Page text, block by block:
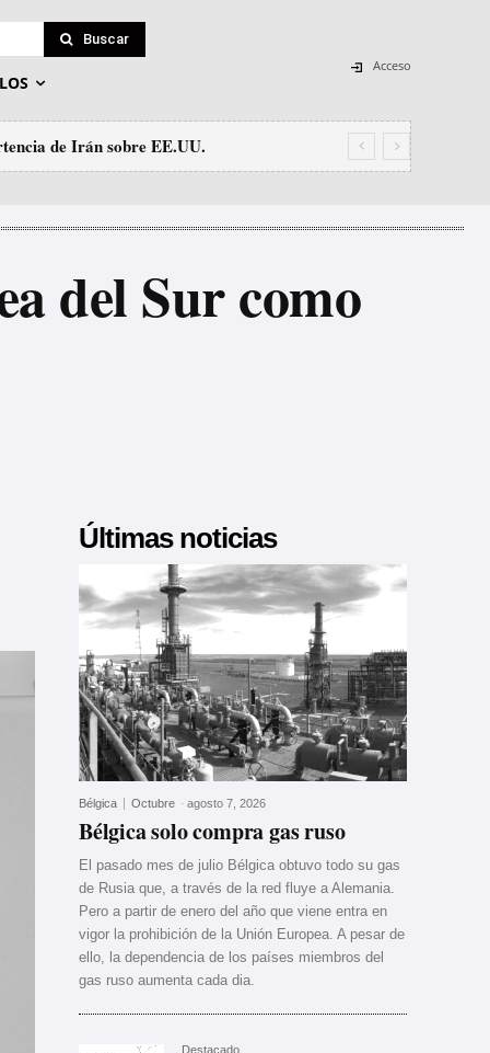
Buscar
Acceso
de Irán sobre EE.UU.
del Sur como
Últimas noticias
Bélgica Octubre - agosto 7, 2026
Bélgica solo compra gas ruso
El pasado mes de julio Bélgica obtuvo todo su gas
de Rusia que, a través de la red fluye a Alemania.
Pero a partir de enero del año que viene entra en
vigor la prohibición de la Unión Europea. A pesar de
ello, la dependencia de los países miembros del
gas ruso aumenta cada dia.
Destacado